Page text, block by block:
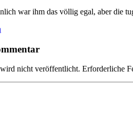
war ihm das völlig egal, aber die
nicht veröffentlicht. Erforderliche